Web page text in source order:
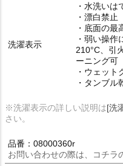
洗濯表示
・水洗いは
・漂白禁止
・底面の
・弱い操作
210°C、引
ーニング可
・ウェット
・タンブル
※洗濯表示の詳しい説明は[洗
さい。
品番：08000360r
お問い合わせの際は、コチラ